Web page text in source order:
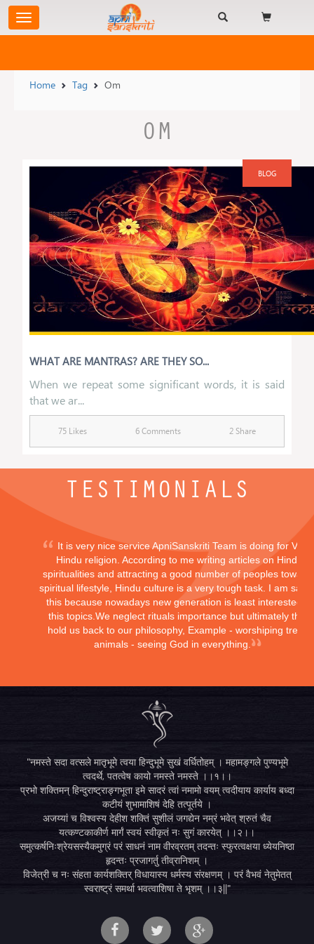
Home Tag Om
OM
BLOG
WHAT ARE MANTRAS? ARE THEY SO...
When we repeat some significant words, it is said
that we ar...
75 Likes 6 Comments 2 Share
TESTIMONIALS
It is very nice service ApniSanskriti Team is doing for
Hindu religion. According to me writing articles on Hindu
spiritualities and attracting a good number of peoples
spiritual lifestyle, Hindu culture is a very tough task. I am
this because nowadays new generation is least interested in
this topics.We neglect rituals importance but ultimately they
hold us back to our philosophy, Example - worshiping trees,
animals - seeing God in everything.
"नमस्ते सदा वत्सले मातृभूमे त्वया हिन्दुभूमे सुखं वर्धितोहम् । महामङ्गले पुण्यभूमे
त्वदर्थे, पतत्वेष कायो नमस्ते नमस्ते ।।१।।
प्रभो शक्तिमन् हिन्दुराष्ट्राङ्गभूता इमे सादरं त्वां नमामो वयम् त्वदीयाय कार्याय बध्दा
कटीयं शुभामाशिषं देहि तत्पूर्तये ।
अजय्यां च विश्वस्य देहीश शक्तिं सुशीलं जगद्येन नम्रं भवेत् श्रुतं चैव
यत्कण्टकाकीर्ण मार्गं स्वयं स्वीकृतं नः सुगं कारयेत् ।।२।।
समुत्कर्षनिःश्रेयसस्यैकमुग्रं परं साधनं नाम वीरव्रतम् तदन्तः स्फुरत्वक्षया ध्येयनिष्ठा
हृदन्तः प्रजागर्तु तीव्रानिशम् ।
विजेत्री च नः संहता कार्यशक्तिर् विधायास्य धर्मस्य संरक्षणम् । परं वैभवं नेतुमेतत्
स्वराष्ट्रं समर्था भवत्वाशिषा ते भृशम् ।।३||"